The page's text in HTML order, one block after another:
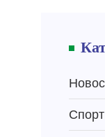
Спорт